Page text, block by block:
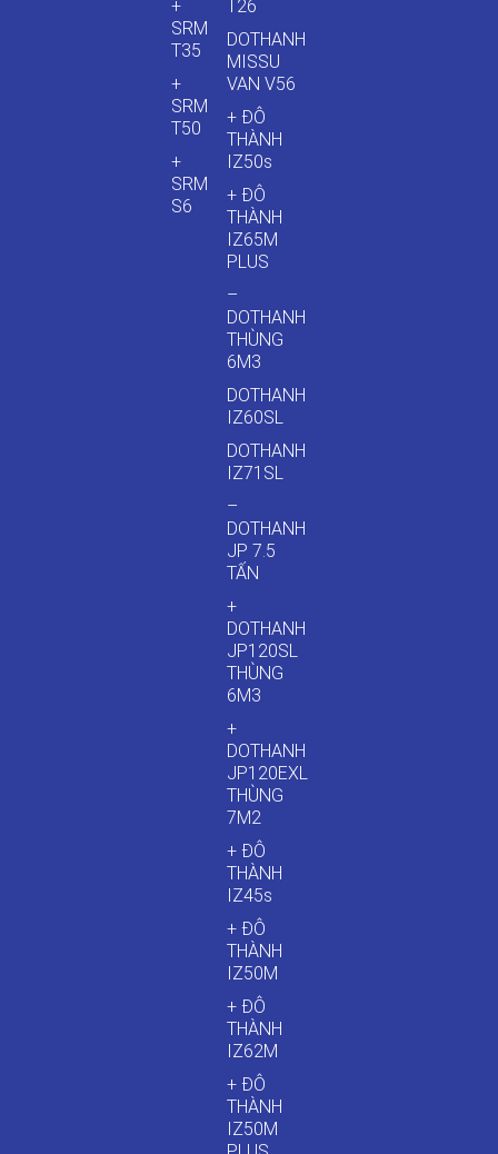
+
SRM
T35
+
SRM
T50
+
SRM
S6
T26
DOTHANH
MISSU
VAN V56
+ ĐÔ
THÀNH
IZ50s
+ ĐÔ
THÀNH
IZ65M
PLUS
–
DOTHANH
THÙNG
6M3
DOTHANH
IZ60SL
DOTHANH
IZ71SL
–
DOTHANH
JP 7.5
TẤN
+
DOTHANH
JP120SL
THÙNG
6M3
+
DOTHANH
JP120EXL
THÙNG
7M2
+ ĐÔ
THÀNH
IZ45s
+ ĐÔ
THÀNH
IZ50M
+ ĐÔ
THÀNH
IZ62M
+ ĐÔ
THÀNH
IZ50M